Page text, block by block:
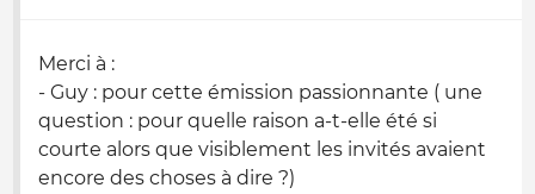
Merci à :
- Guy : pour cette émission passionnante ( une
question : pour quelle raison a-t-elle été si
courte alors que visiblement les invités avaient
encore des choses à dire ?)